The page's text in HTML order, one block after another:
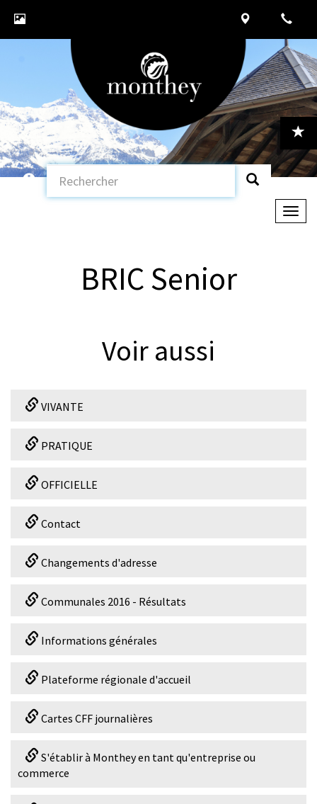
BRIC Senior
Voir aussi
VIVANTE
PRATIQUE
OFFICIELLE
Contact
Changements d'adresse
Communales 2016 - Résultats
Informations générales
Plateforme régionale d'accueil
Cartes CFF journalières
S'établir à Monthey en tant qu'entreprise ou
commerce